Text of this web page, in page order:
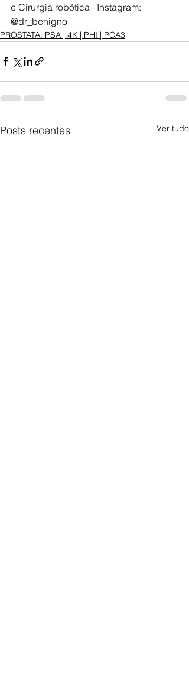
e Cirurgia robótica   Instagram:
@dr_benigno
PROSTATA: PSA | 4K | PHI | PCA3
Posts recentes Ver tudo